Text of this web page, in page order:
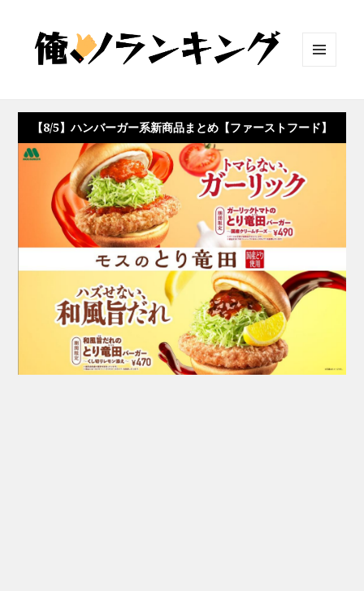
ット
【8/5】ハンバーガー系新商品まとめ【ファーストフード】